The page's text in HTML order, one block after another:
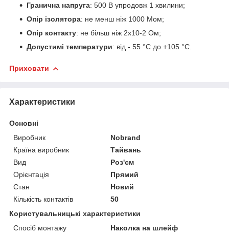
Гранична напруга: 500 В упродовж 1 хвилини;
Опір ізолятора: не менш ніж 1000 Мом;
Опір контакту: не більш ніж 2x10-2 Ом;
Допустимі температури: від - 55 °C до +105 °C.
Приховати
Характеристики
Основні
Виробник
Nobrand
Країна виробник
Тайвань
Вид
Роз'єм
Орієнтація
Прямий
Стан
Новий
Кількість контактів
50
Користувальницькі характеристики
Спосіб монтажу
Наколка на шлейф